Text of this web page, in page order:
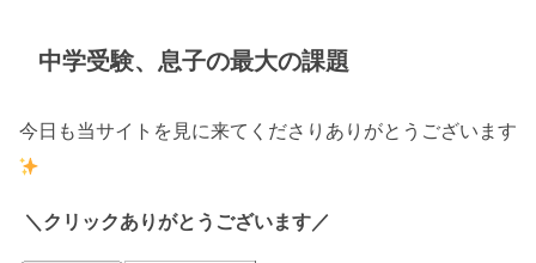
中学受験、息子の最大の課題
今日も当サイトを見に来てくださりありがとうございます
＼クリックありがとうございます／